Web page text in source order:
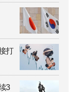
打
3